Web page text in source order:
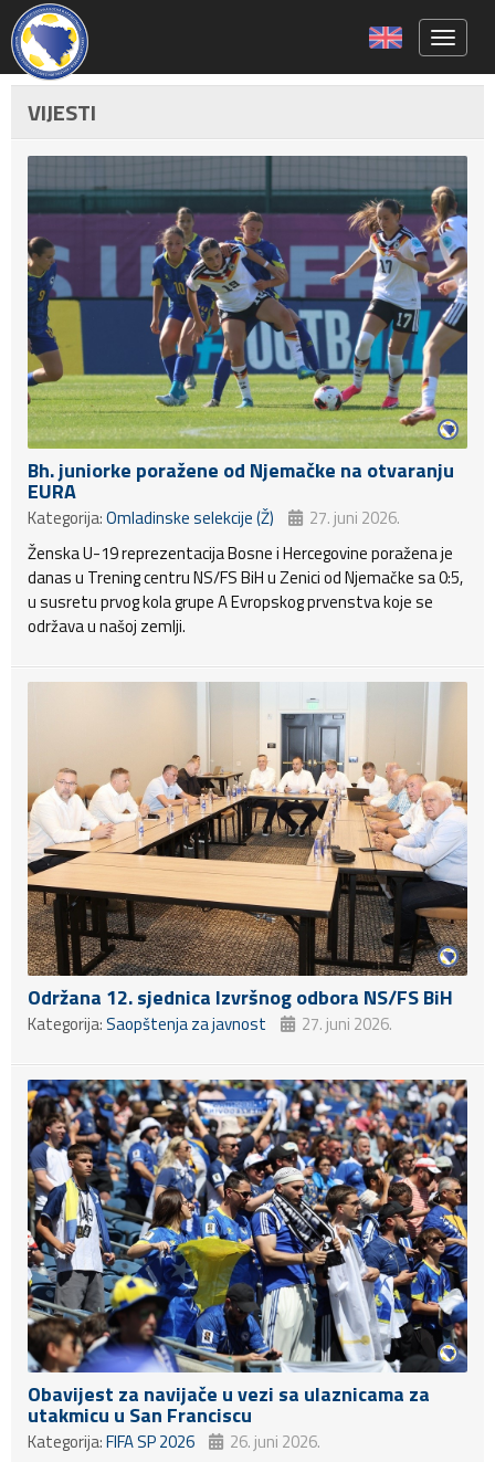
VIJESTI
Bh. juniorke poražene od Njemačke na otvaranju
EURA
Kategorija:Omladinske selekcije (Ž)
27. juni 2026.
Ženska U-19 reprezentacija Bosne i Hercegovine poražena je
danas u Trening centru NS/FS BiH u Zenici od Njemačke sa 0:5,
u susretu prvog kola grupe A Evropskog prvenstva koje se
održava u našoj zemlji.
Održana 12. sjednica Izvršnog odbora NS/FS BiH
Kategorija:Saopštenja za javnost 27. juni 2026.
Obavijest za navijače u vezi sa ulaznicama za
utakmicu u San Franciscu
Kategorija:FIFA SP 2026
26. juni 2026.